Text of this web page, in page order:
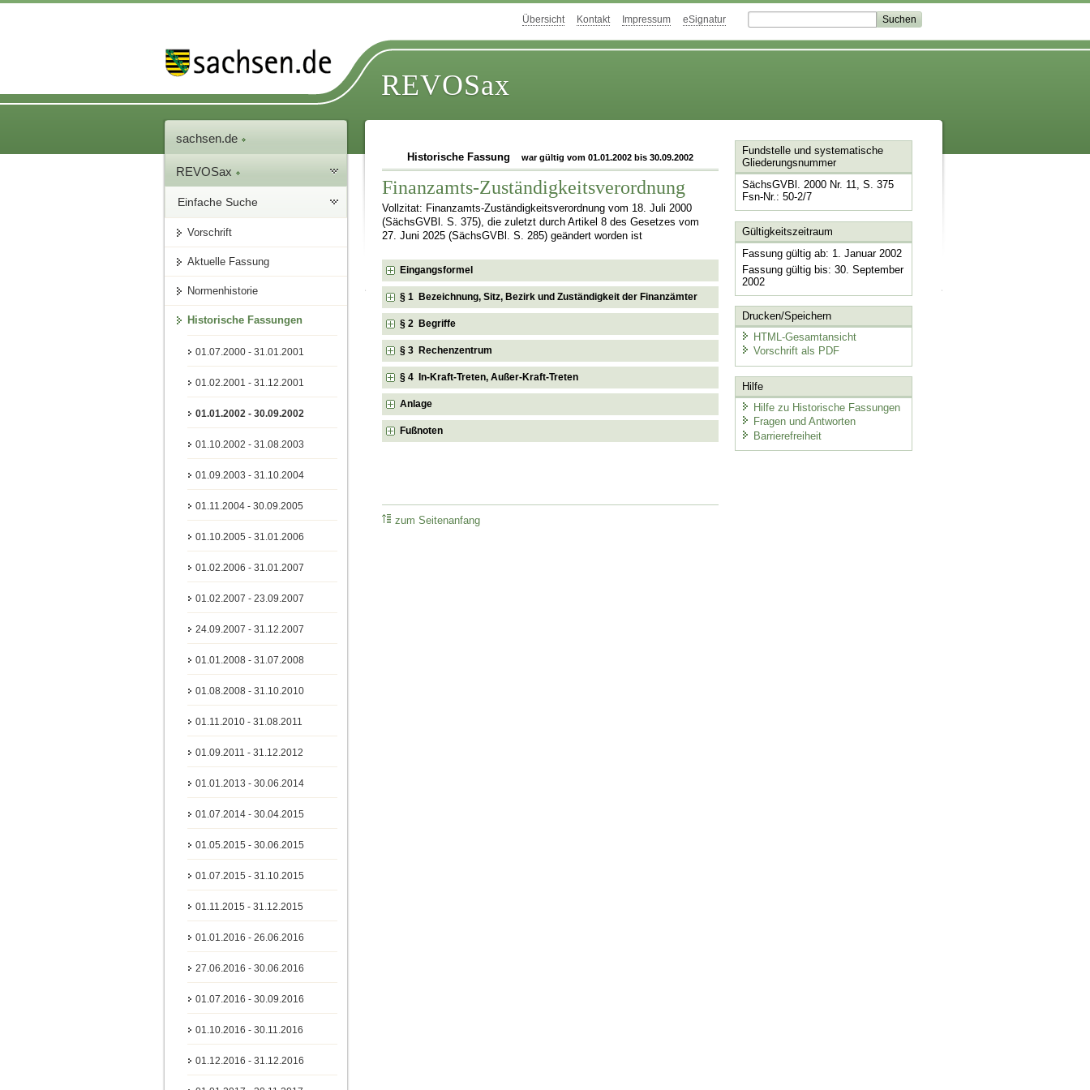
Übersicht Kontakt Impressum eSignatur
REVOSax
sachsen.de
REVOSax
Einfache Suche
Vorschrift
Aktuelle Fassung
Normenhistorie
Historische Fassungen
01.07.2000 - 31.01.2001
01.02.2001 - 31.12.2001
01.01.2002 - 30.09.2002
01.10.2002 - 31.08.2003
01.09.2003 - 31.10.2004
01.11.2004 - 30.09.2005
01.10.2005 - 31.01.2006
01.02.2006 - 31.01.2007
01.02.2007 - 23.09.2007
24.09.2007 - 31.12.2007
01.01.2008 - 31.07.2008
01.08.2008 - 31.10.2010
01.11.2010 - 31.08.2011
01.09.2011 - 31.12.2012
01.01.2013 - 30.06.2014
01.07.2014 - 30.04.2015
01.05.2015 - 30.06.2015
01.07.2015 - 31.10.2015
01.11.2015 - 31.12.2015
01.01.2016 - 26.06.2016
27.06.2016 - 30.06.2016
01.07.2016 - 30.09.2016
01.10.2016 - 30.11.2016
01.12.2016 - 31.12.2016
Historische Fassung war gültig vom 01.01.2002 bis 30.09.2002
Finanzamts-Zuständigkeitsverordnung
Vollzitat: Finanzamts-Zuständigkeitsverordnung vom 18. Juli 2000
(SächsGVBl. S. 375), die zuletzt durch Artikel 8 des Gesetzes vom
27. Juni 2025 (SächsGVBl. S. 285) geändert worden ist
Eingangsformel
§ 1 Bezeichnung, Sitz, Bezirk und Zuständigkeit der Finanzämter
§ 2 Begriffe
§ 3 Rechenzentrum
§ 4 In-Kraft-Treten, Außer-Kraft-Treten
Anlage
Fußnoten
zum Seitenanfang
Fundstelle und systematische
Gliederungsnummer
SächsGVBl. 2000 Nr. 11, S. 375
Fsn-Nr.: 50-2/7
Gültigkeitszeitraum
Fassung gültig ab: 1. Januar 2002
Fassung gültig bis: 30. September
2002
Drucken/Speichern
HTML-Gesamtansicht
Vorschrift als PDF
Hilfe
Hilfe zu Historische Fassungen
Fragen und Antworten
Barrierefreiheit